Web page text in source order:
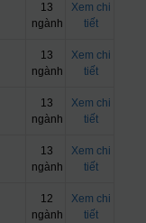
13
ngành
Xem chi
tiết
13
ngành
Xem chi
tiết
13
ngành
Xem chi
tiết
13
ngành
Xem chi
tiết
12
ngành
Xem chi
tiết